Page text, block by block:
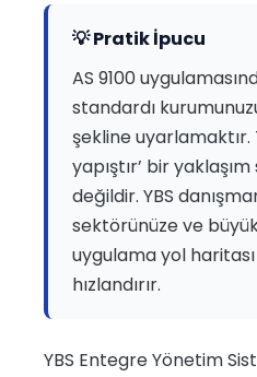
💡 Pratik İpucu
AS 9100
standardı
şekline
yapıştır’ bir
değildir. YBS
sektörünüze ve
uygulama yol
hızlandırır.
YBS Entegre Yönetim